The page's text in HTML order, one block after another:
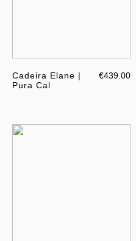
Cadeira Elane |
Pura Cal
€439.00